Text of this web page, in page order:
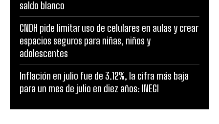
saldo blanco
CNDH pide limitar uso de celulares en aulas y crear
espacios seguros para niñas, niños y
adolescentes
Inflación en julio fue de 3.12%, la cifra más baja
para un mes de julio en diez años: INEGI